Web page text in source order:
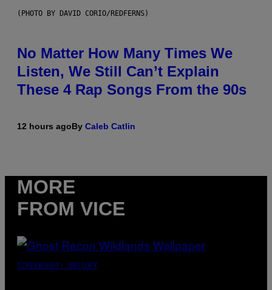
(PHOTO BY DAVID CORIO/REDFERNS)
No Matter How Many Times We
Listen, We Still Can’t Explain
These 4 Rap Songs From the 90s
12 hours agoBy Caleb Catlin
MORE
FROM VICE
SCREENSHOT: UBISOFT